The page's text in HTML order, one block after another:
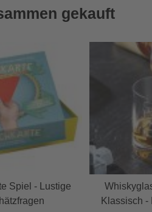
gekauft
Spiel - Lustige
Klassisch -